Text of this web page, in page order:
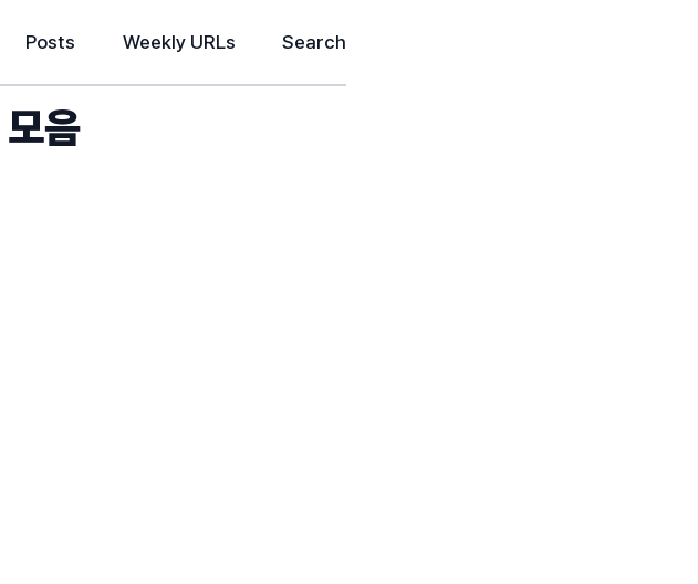
Posts Weekly URLs Search
음